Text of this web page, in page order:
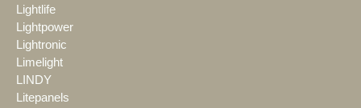
Lightlife
Lightpower
Lightronic
Limelight
LINDY
Litepanels